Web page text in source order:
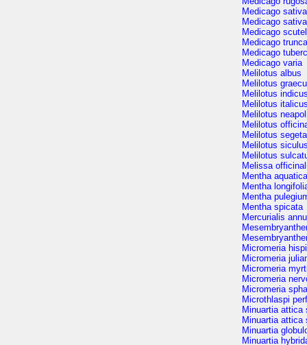
Medicago
Medicago
Medicago
Medicago
Medicago
Medicago varia
Melilotus albus
Melilotus
Melilotus
Melilotus
Melilotus
Melilotus
Melilotus
Melilotus
Melilotus
Melissa
Mentha aquatica
Mentha
Mentha
Mentha spicata
Mercurialis
Micromeria
Micromeria
Micromeria
Micromeria
Micromeria
Microthlaspi
Minuartia attica
Minuartia attica
Minuartia
Minuartia